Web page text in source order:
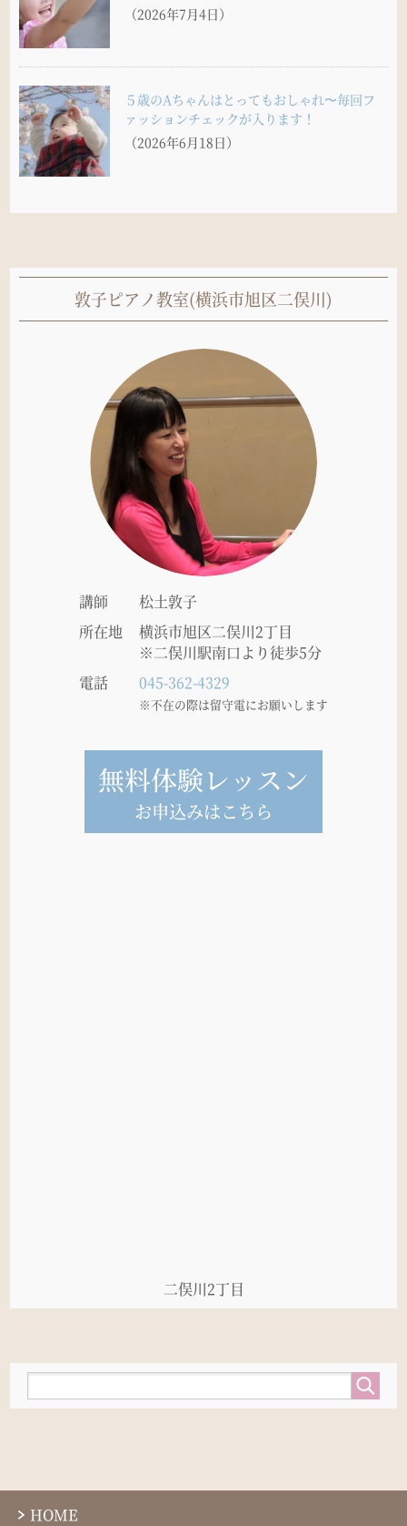
（2026年7月4日）
５歳のAちゃんはとってもおしゃれ〜毎回フ
ァッションチェックが入ります！
（2026年6月18日）
敦子ピアノ教室(横浜市旭区二俣川)
講師
松土敦子
所在地
横浜市旭区二俣川2丁目
※二俣川駅南口より徒歩5分
電話
045-362-4329
※不在の際は留守電にお願いします
無料体験レッスン
お申込みはこちら
二俣川2丁目
HOME